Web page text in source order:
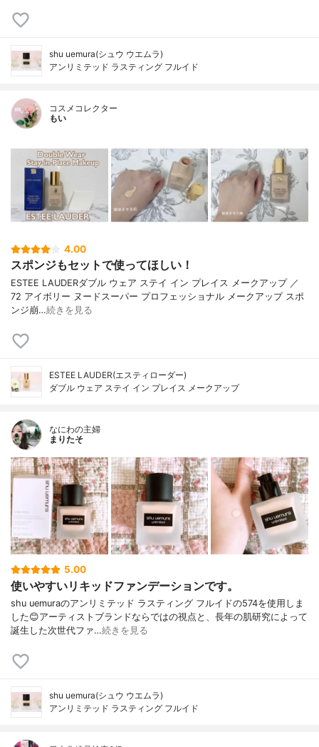
shu uemura(シュウ ウエムラ)
アンリミテッド ラスティング フルイド
コスメコレクター
もい
4.00
スポンジもセットで使ってほしい！
ESTEE LAUDERダブル ウェア ステイ イン プレイス メークアップ ／
72 アイボリー ヌードスーパー プロフェッショナル メークアップ スポ
ンジ崩…続きを見る
ESTEE LAUDER(エスティローダー)
ダブル ウェア ステイ イン プレイス メークアップ
なにわの主婦
まりたそ
5.00
使いやすいリキッドファンデーションです。
shu uemuraのアンリミテッド ラスティング フルイドの574を使用しま
した😊アーティストブランドならではの視点と、長年の肌研究によって
誕生した次世代ファ…続きを見る
shu uemura(シュウ ウエムラ)
アンリミテッド ラスティング フルイド